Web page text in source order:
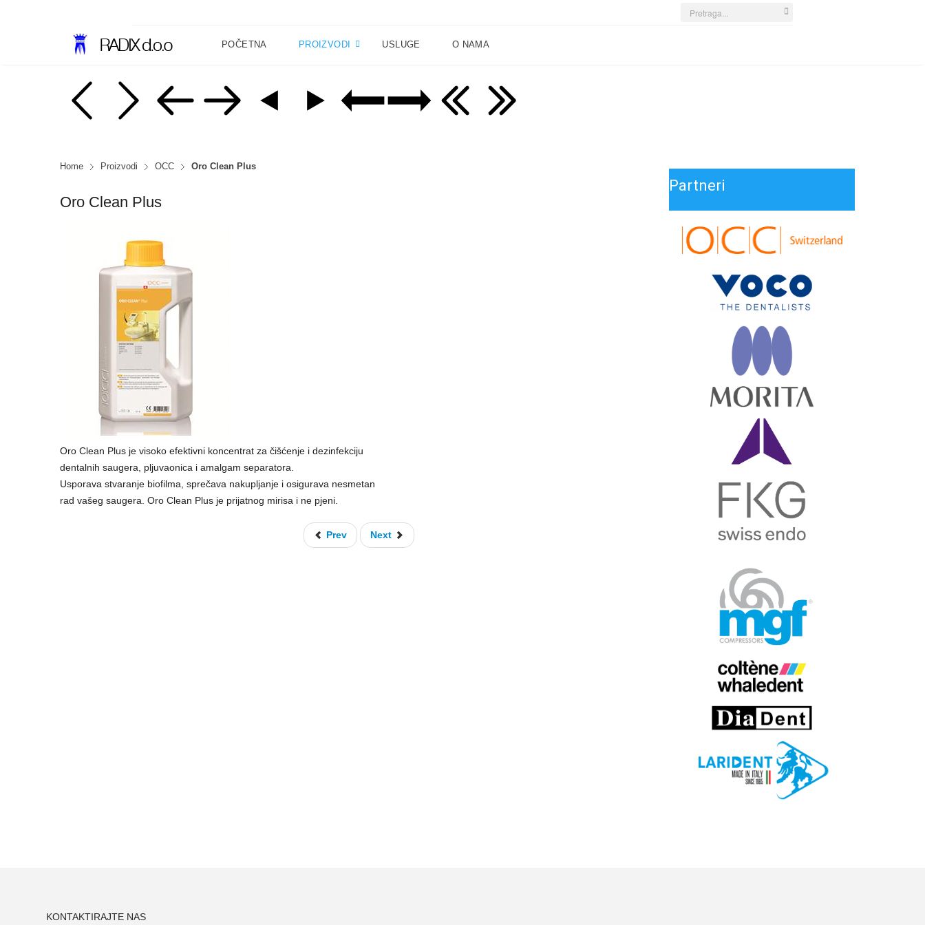
Search
POČETNA
PROIZVODI USLUGE O NAMA
Home Proizvodi OCC Oro Clean Plus
Oro Clean Plus
Oro Clean Plus je visoko efektivni koncentrat za čišćenje i dezinfekciju
dentalnih saugera, pljuvaonica i amalgam separatora.
Usporava stvaranje biofilma, sprečava nakupljanje i osigurava nesmetan
rad vašeg saugera. Oro Clean Plus je prijatnog mirisa i ne pjeni.
Prev Next
Partneri
KONTAKTIRAJTE NAS